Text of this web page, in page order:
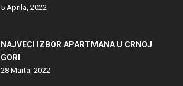
5 Aprila, 2022
NAJVECI IZBOR APARTMANA U CRNOJ
GORI
28 Marta, 2022